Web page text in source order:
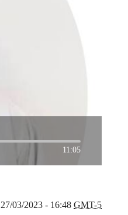
11:05
27/03/2023 - 16:48 GMT-5